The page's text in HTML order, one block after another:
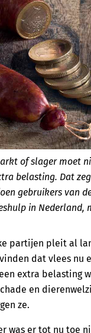
of slager moet
belasting. Dat
gebruikers van
in Nederland,
partijen pleit al
dat vlees nu
extra belasting
en
ze.
was er tot nu toe